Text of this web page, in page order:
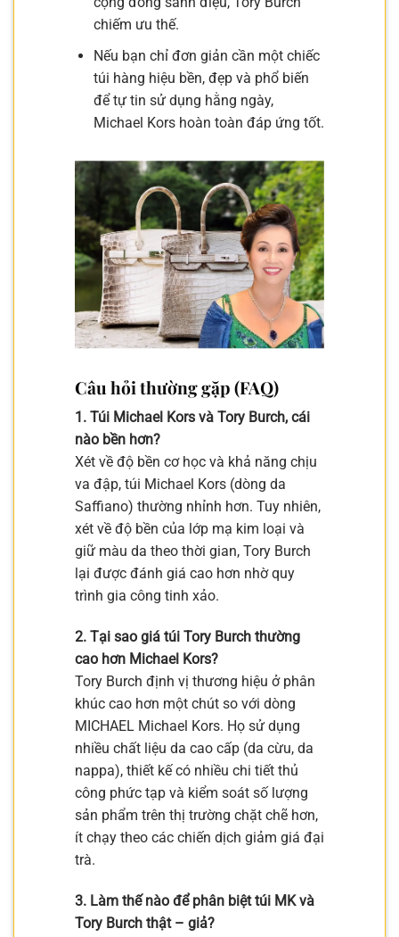
chiếm ưu thế.
Nếu bạn chỉ đơn giản cần một chiếc
túi hàng hiệu bền, đẹp và phổ biến
để tự tin sử dụng hằng ngày,
Michael Kors hoàn toàn đáp ứng tốt.
Câu hỏi thường gặp (FAQ)
1. Túi Michael Kors và Tory Burch, cái
nào bền hơn?
Xét về độ bền cơ học và khả năng chịu
va đập, túi Michael Kors (dòng da
Saffiano) thường nhỉnh hơn. Tuy nhiên,
xét về độ bền của lớp mạ kim loại và
giữ màu da theo thời gian, Tory Burch
lại được đánh giá cao hơn nhờ quy
trình gia công tinh xảo.
2. Tại sao giá túi Tory Burch thường
cao hơn Michael Kors?
Tory Burch định vị thương hiệu ở phân
khúc cao hơn một chút so với dòng
MICHAEL Michael Kors. Họ sử dụng
nhiều chất liệu da cao cấp (da cừu, da
nappa), thiết kế có nhiều chi tiết thủ
công phức tạp và kiểm soát số lượng
sản phẩm trên thị trường chặt chẽ hơn,
ít chạy theo các chiến dịch giảm giá đại
trà.
3. Làm thế nào để phân biệt túi MK và
Tory Burch thật – giả?